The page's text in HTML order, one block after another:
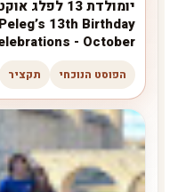
13th Birthday
- October
הפוסט הנוכחי תקציר